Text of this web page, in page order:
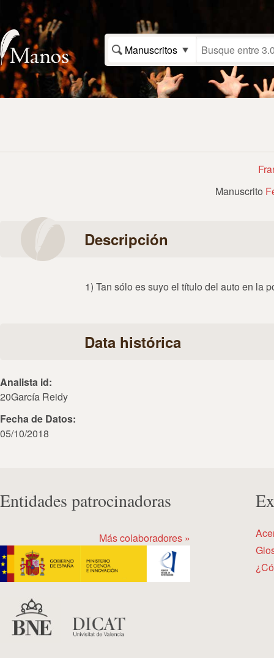
Manuscritos
Manuscrito
Descripción
1) Tan sólo es suyo el título del auto en la
Data histórica
Analista id:
20García Reidy
Fecha de Datos:
05/10/2018
Entidades patrocinadoras
Más colaboradores »